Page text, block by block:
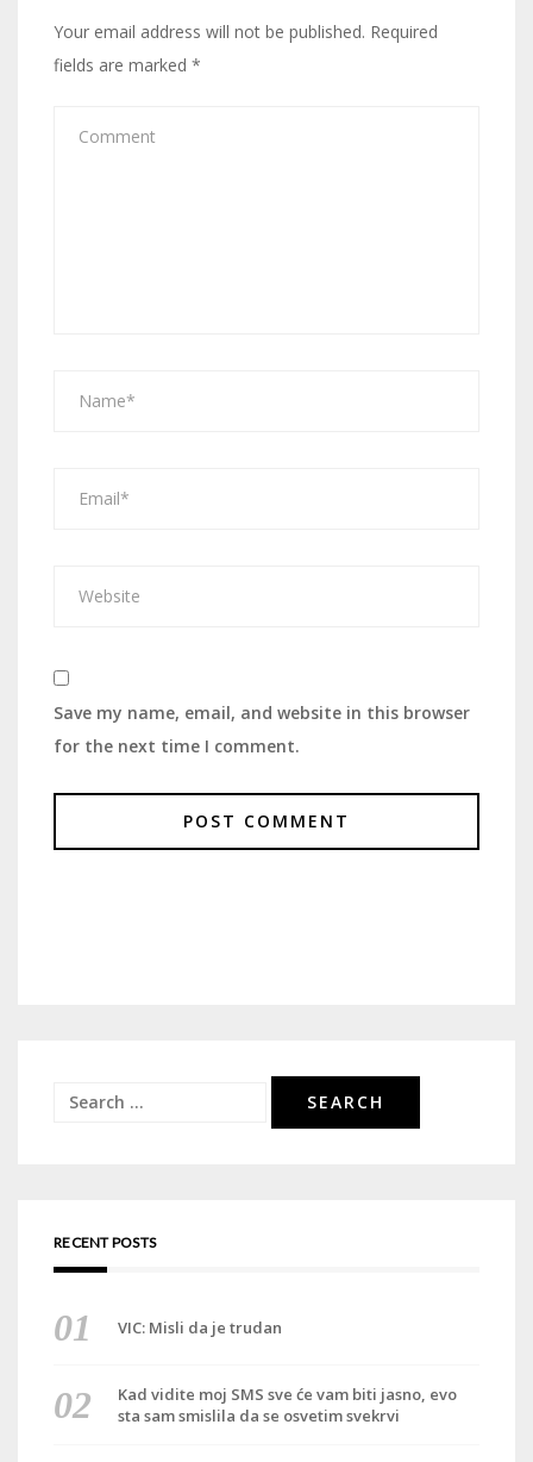
Your email address will not be published. Required
fields are marked *
Save my name, email, and website in this browser
for the next time I comment.
Search
RECENT POSTS
VIC: Misli da je trudan
Kad vidite moj SMS sve će vam biti jasno, evo
sta sam smislila da se osvetim svekrvi